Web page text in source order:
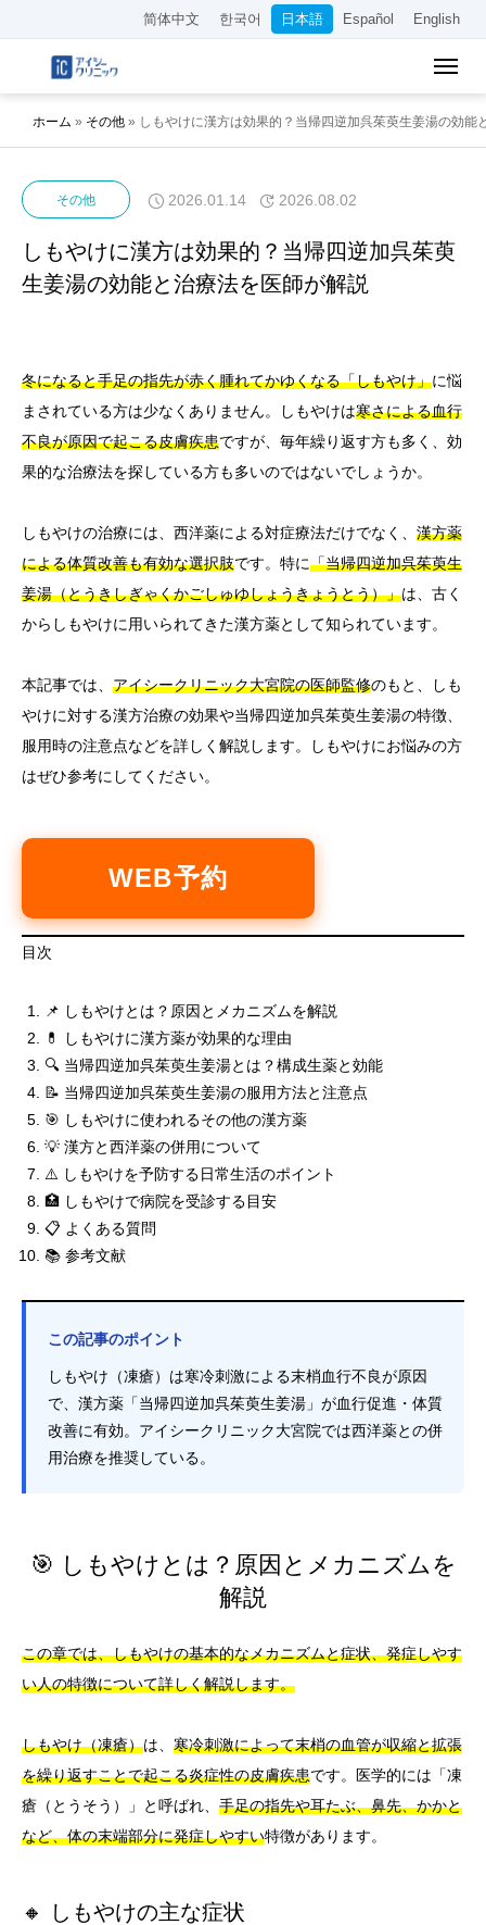
简体中文 한국어 日本語 Español English
ホーム » その他 » しもやけに漢方は効果的？当帰四逆加呉茱萸生姜湯の効能
その他 2026.01.14 2026.08.02
しもやけに漢方は効果的？当帰四逆加呉茱萸
生姜湯の効能と治療法を医師が解説
冬になると手足の指先が赤く腫れてかゆくなる「しもやけ」に悩
まされている方は少なくありません。しもやけは寒さによる血行
不良が原因で起こる皮膚疾患ですが、毎年繰り返す方も多く、効
果的な治療法を探している方も多いのではないでしょうか。
しもやけの治療には、西洋薬による対症療法だけでなく、 漢方薬
による体質改善も有効な選択肢です。特に「当帰四逆加呉茱萸生
姜湯（とうきしぎゃくかごしゅゆしょうきょうとう）」は、古く
からしもやけに用いられてきた漢方薬として知られています。
本記事では、 アイシークリニック大宮院の医師監修のもと、しも
やけに対する漢方治療の効果や当帰四逆加呉茱萸生姜湯の特徴、
服用時の注意点などを詳しく解説します。しもやけにお悩みの方
はぜひ参考にしてください。
WEB予約
目次
📌 しもやけとは？原因とメカニズムを解説
💊 しもやけに漢方薬が効果的な理由
🔍 当帰四逆加呉茱萸生姜湯とは？構成生薬と効能
📝 当帰四逆加呉茱萸生姜湯の服用方法と注意点
🎯 しもやけに使われるその他の漢方薬
💡 漢方と西洋薬の併用について
⚠️ しもやけを予防する日常生活のポイント
🏥 しもやけで病院を受診する目安
📋 よくある質問
📚 参考文献
この記事のポイント
しもやけ（凍瘡）は寒冷刺激による末梢血行不良が原因
で、漢方薬「当帰四逆加呉茱萸生姜湯」が血行促進・体質
改善に有効。アイシークリニック大宮院では西洋薬との併
用治療を推奨している。
🎯 しもやけとは？原因とメカニズムを
解説
この章では、しもやけの基本的なメカニズムと症状、発症しやす
い人の特徴について詳しく解説します。
しもやけ（凍瘡）は、 寒冷刺激によって末梢の血管が収縮と拡張
を繰り返すことで起こる炎症性の皮膚疾患です。医学的には「凍
瘡（とうそう）」と呼ばれ、 手足の指先や耳たぶ、鼻先、かかと
など、体の末端部分に発症しやすい特徴があります。
🔸 しもやけの主な症状